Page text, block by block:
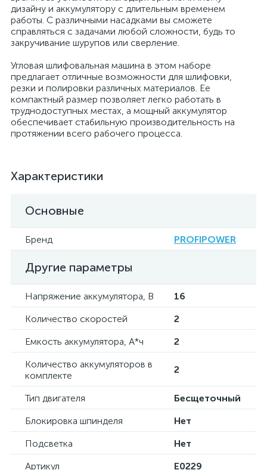
дизайну и аккумулятору с длительным временем
работы. С различными насадками вы сможете
справляться с задачами любой сложности, будь то
закручивание шурупов или сверление.
Угловая шлифовальная машина в этом наборе
предлагает отличные возможности для шлифовки,
резки и полировки различных материалов. Ее
компактный размер позволяет легко работать в
труднодоступных местах, а мощный аккумулятор
обеспечивает стабильную производительность на
протяжении всего рабочего процесса.
Характеристики
Основные
Бренд PROFIPOWER
Другие параметры
Напряжение аккумулятора, В
16
Количество скоростей
2
Емкость аккумулятора, А*ч
2
Количество аккумуляторов в
комплекте
2
Тип двигателя
Бесщеточный
Блокировка шпинделя
Нет
Подсветка
Нет
Артикул
E0229